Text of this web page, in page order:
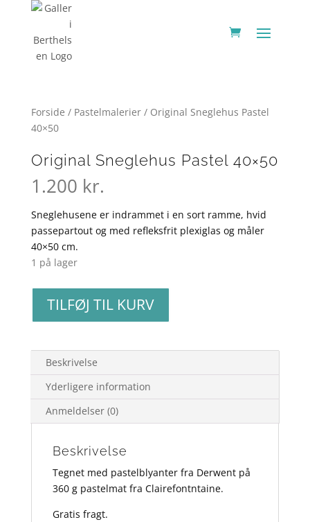
Forside / Pastelmalerier/ Original Sneglehus Pastel
40×50
Original Sneglehus Pastel 40×50
1.200 kr.
Sneglehusene er indrammet i en sort ramme, hvid
passepartout og med refleksfrit plexiglas og måler
40×50 cm.
1 på lager
Sneglehus
Pastel
antal
TILFØJ TIL KURV
Beskrivelse
Yderligere information
Anmeldelser (0)
Beskrivelse
Tegnet med pastelblyanter fra Derwent på
360 g pastelmat fra Clairefontntaine.
Gratis fragt.